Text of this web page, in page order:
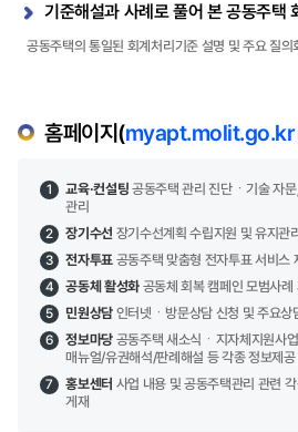
기준해설과 사례로 풀어 본 공동주택
공동주택의 통일된 회계처리기준 설명 및 주요 질의
홈페이지(myapt.molit.go.kr
1 교육·컨설팅 공동주택 관리 진단ㆍ기술 자
관리
2 장기수선 장기수선계획 수립지원 및 유지관
3 전자투표공동주택 맞춤형 전자투표 서비스
4 공동체 활성화공동체 회복 캠페인 모범사례
5 민원상담인터넷ㆍ방문상담 신청 및 주요상
6 정보마당공동주택 새소식ㆍ지자체지원사
매뉴얼/유권해석/판례해설 등 각종 정보제공
7 홍보센터 사업 내용 및 공동주택관리 관련
게재